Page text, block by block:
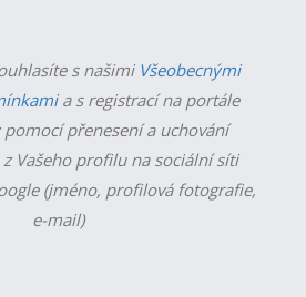
s našimi Všeobecnými
a s registrací na portále
pomocí přenesení a uchování
Vašeho profilu na sociální síti
(jméno, profilová fotografie,
e-mail)